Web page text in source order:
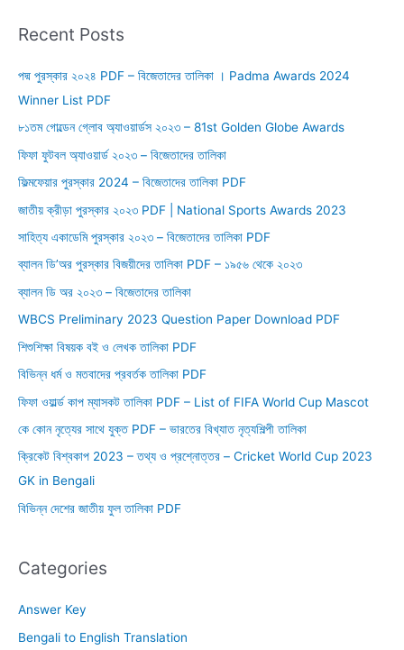
r
h
f
o
r
:
Recent Posts
পদ্ম পুরস্কার ২০২৪ PDF – বিজেতাদের তালিকা । Padma Awards 2024
Winner List PDF
৮১তম গোল্ডেন গ্লোব অ্যাওয়ার্ডস ২০২৩ – 81st Golden Globe Awards
ফিফা ফুটবল অ্যাওয়ার্ড ২০২৩ – বিজেতাদের তালিকা
ফিল্মফেয়ার পুরস্কার 2024 – বিজেতাদের তালিকা PDF
জাতীয় ক্রীড়া পুরস্কার ২০২৩ PDF | National Sports Awards 2023
সাহিত্য একাডেমি পুরস্কার ২০২৩ – বিজেতাদের তালিকা PDF
ব্যালন ডি’অর পুরস্কার বিজয়ীদের তালিকা PDF – ১৯৫৬ থেকে ২০২৩
ব্যালন ডি অর ২০২৩ – বিজেতাদের তালিকা
WBCS Preliminary 2023 Question Paper Download PDF
শিশুশিক্ষা বিষয়ক বই ও লেখক তালিকা PDF
বিভিন্ন ধর্ম ও মতবাদের প্রবর্তক তালিকা PDF
ফিফা ওয়ার্ল্ড কাপ ম্যাসকট তালিকা PDF – List of FIFA World Cup Mascot
কে কোন নৃত্যের সাথে যুক্ত PDF – ভারতের বিখ্যাত নৃত্যশিল্পী তালিকা
ক্রিকেট বিশ্বকাপ 2023 – তথ্য ও প্রশ্নোত্তর – Cricket World Cup 2023
GK in Bengali
বিভিন্ন দেশের জাতীয় ফুল তালিকা PDF
Categories
Answer Key
Bengali to English Translation